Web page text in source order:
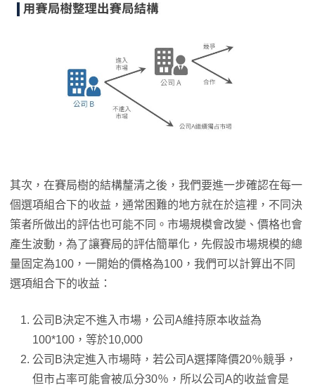
其次，在賽局樹的結構釐清之後，我們要進一步確認在每一
個選項組合下的收益，通常困難的地方就在於這裡，不同決
策者所做出的評估也可能不同。市場規模會改變、價格也會
產生波動，為了讓賽局的評估簡單化，先假設市場規模的總
量固定為100，一開始的價格為100，我們可以計算出不同
選項組合下的收益：
公司B決定不進入市場，公司A維持原本收益為
100*100，等於10,000
公司B決定進入市場時，若公司A選擇降價20％競爭，
但市占率可能會被瓜分30％，所以公司A的收益會是